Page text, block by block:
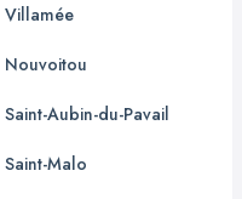
Villamée
Nouvoitou
Saint-Aubin-du-Pavail
Saint-Malo